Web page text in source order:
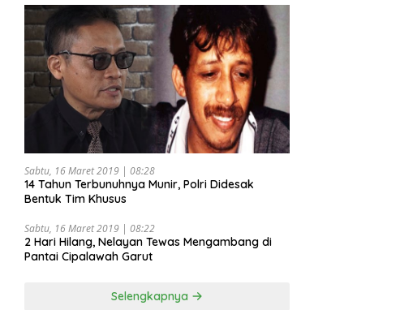
Sabtu, 16 Maret 2019 | 08:28
14 Tahun Terbunuhnya Munir, Polri Didesak
Bentuk Tim Khusus
Sabtu, 16 Maret 2019 | 08:22
2 Hari Hilang, Nelayan Tewas Mengambang di
Pantai Cipalawah Garut
Selengkapnya